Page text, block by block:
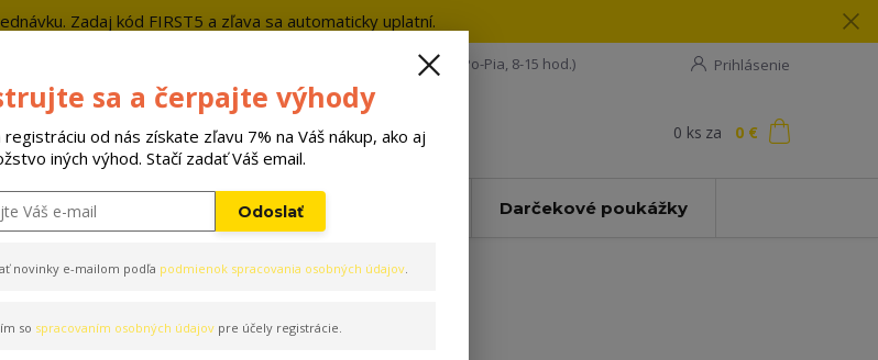
Zadaj kód FIRST5 a zľava sa automaticky uplatní.
Prihlásenie
Hľadať
+421 908 198 133 (Po-Pia, 8-15 hod.)
0 ks za 0 €
Pelechy Príslušenstvo Darčekové poukážky
sa a čerpajte výhody
od nás získate zľavu 7% na Váš nákup, ako aj
iných výhod. Stačí zadať Váš email.
Odoslať
novinky e-mailom podľa podmienok spracovania osobných údajov.
so spracovaním osobných údajovpre účely registrácie.